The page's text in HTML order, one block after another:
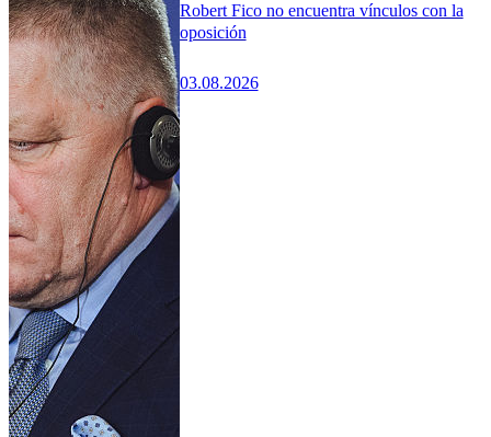
Robert Fico no encuentra vínculos con la
oposición
03.08.2026